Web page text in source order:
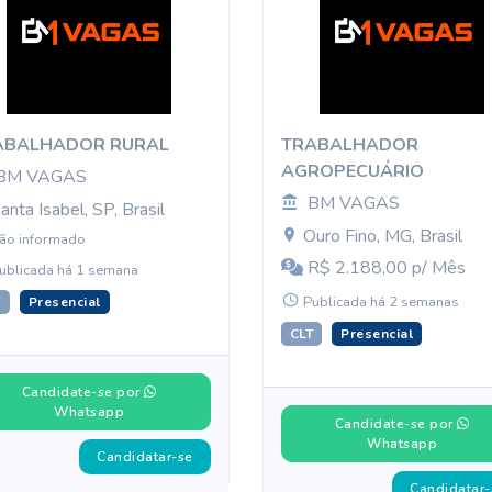
RURAL
VAGAS
Isabel, SP, Brasil
informado
há 1 semana
Presencial
Candidate-se por
Whatsapp
Candidatar-se
TRABALHADOR
AGROPECUÁRIO
BM VAGAS
Ouro Fino, MG, Brasil
R$ 2.188,00 p/ Mês
Publicada há 2 semanas
CLT Presencial
Candidate-se por
Whatsapp